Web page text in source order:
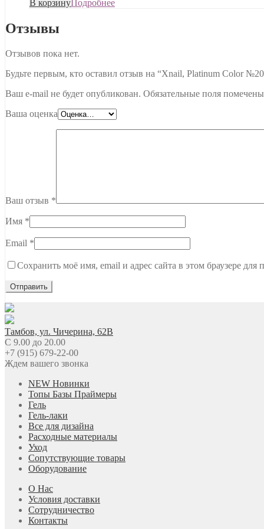
В корзинуПодробнее
Отзывы
Отзывов пока нет.
Будьте первым, кто оставил отзыв на “Xnail, Platinum Color
Ваш e-mail не будет опубликован. Обязательные поля помечены
Ваша оценка
Ваш отзыв *
Имя *
Email *
Сохранить моё имя, email и адрес сайта в этом браузере
Тамбов, ул. Чичерина, 62В
C 9.00 до 20.00
+7 (915) 679-22-00
Ждем вашего звонка
NEW Новинки
Топы Базы Праймеры
Гель
Гель-лаки
Все для дизайна
Расходные материалы
Уход
Сопутствующие товары
Оборудование
О Нас
Условия доставки
Сотрудничество
Контакты